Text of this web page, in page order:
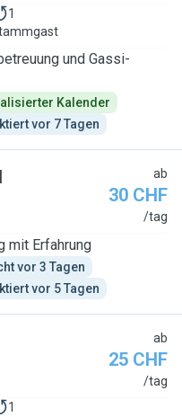
1
und Gassi-
Kalender
vor 7 Tagen
ab
30 CHF
/tag
mit Erfahrung
vor 3 Tagen
vor 5 Tagen
ab
25 CHF
/tag
1